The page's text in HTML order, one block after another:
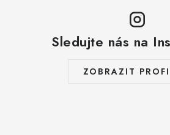
Sledujte nás na
ZOBRAZIT